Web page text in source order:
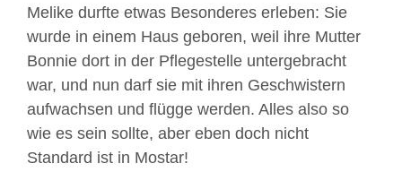
Melike durfte etwas Besonderes erleben: Sie
wurde in einem Haus geboren, weil ihre Mutter
Bonnie dort in der Pflegestelle untergebracht
war, und nun darf sie mit ihren Geschwistern
aufwachsen und flügge werden. Alles also so
wie es sein sollte, aber eben doch nicht
Standard ist in Mostar!